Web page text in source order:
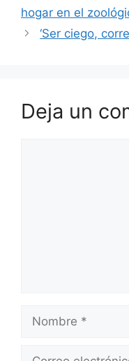
hogar en el
‘Ser ciego,
Deja un
Nombre
Correo